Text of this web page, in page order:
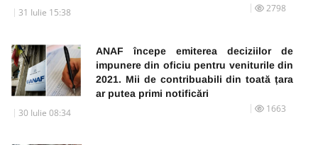
31 Iulie 15:38 2798
ANAF începe emiterea deciziilor de
impunere din oficiu pentru veniturile din
2021. Mii de contribuabili din toată țara
ar putea primi notificări
30 Iulie 08:34 1663